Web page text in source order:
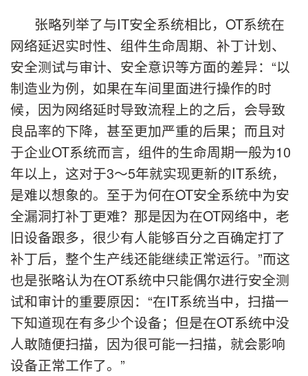
张略列举了与IT安全系统相比，OT系统在
网络延迟实时性、组件生命周期、补丁计划、
安全测试与审计、安全意识等方面的差异：“以
制造业为例，如果在车间里面进行操作的时
候，因为网络延时导致流程上的之后，会导致
良品率的下降，甚至更加严重的后果；而且对
于企业OT系统而言，组件的生命周期一般为10
年以上，这对于3～5年就实现更新的IT系统，
是难以想象的。至于为何在OT安全系统中为安
全漏洞打补丁更难？那是因为在OT网络中，老
旧设备跟多，很少有人能够百分之百确定打了
补丁后，整个生产线还能继续正常运行。”而这
也是张略认为在OT系统中只能偶尔进行安全测
试和审计的重要原因：“在IT系统当中，扫描一
下知道现在有多少个设备；但是在OT系统中没
人敢随便扫描，因为很可能一扫描，就会影响
设备正常工作了。”